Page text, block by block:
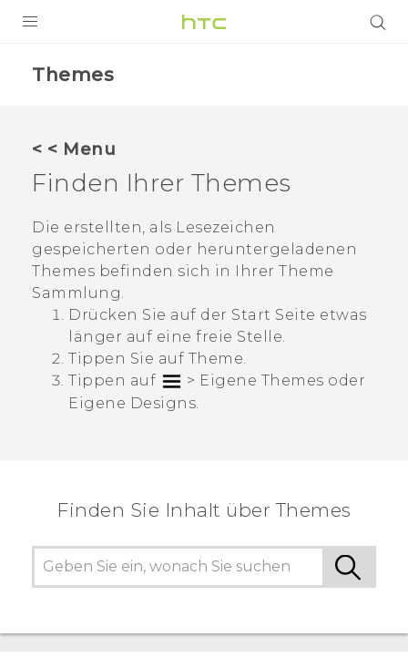
VIVERSE
UNTERSTÜTZUNG
HTC-Geräte und Zubehör
Anmelden
Themes
< < Menu
Finden Ihrer Themes
Die erstellten, als Lesezeichen
gespeicherten oder heruntergeladenen
Themes befinden sich in Ihrer Theme
Sammlung.
Drücken Sie auf der Start Seite etwas
länger auf eine freie Stelle.
Tippen Sie auf Theme
Tippen auf
> Eigene Themes oder
Eigene Designs.
Finden Sie Inhalt über‎ Themes